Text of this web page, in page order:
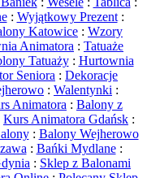
: Wyjątkowy Prezent:
Katowice : Wzory
Animatora : Tatuaże
Tatuaży: Hurtownia
Seniora : Dekoracje
: Walentynki :
Animatora : Balony z
Kurs Animatora Gdańsk :
: Balony Wejherowo
: Bańki Mydlane:
: Sklep z Balonami